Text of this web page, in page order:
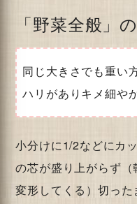
「野菜全般」
同じ大きさでも重い
ハリがありキメ細や
小分けに1/2などにカ
の芯が盛り上がらず
変形してくる）切っ